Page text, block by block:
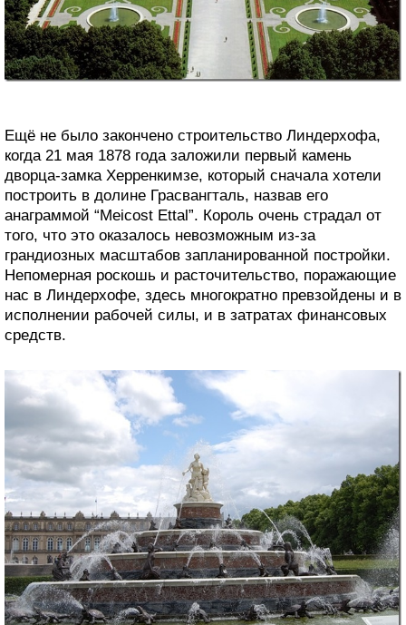
Ещё не было закончено строительство Линдерхофа,
когда 21 мая 1878 года заложили первый камень
дворца-замка Херренкимзе, который сначала хотели
построить в долине Грасвангталь, назвав его
анаграммой “Meicost Ettal”. Король очень страдал от
того, что это оказалось невозможным из-за
грандиозных масштабов запланированной постройки.
Непомерная роскошь и расточительство, поражающие
нас в Линдерхофе, здесь многократно превзойдены и в
исполнении рабочей силы, и в затратах финансовых
средств.